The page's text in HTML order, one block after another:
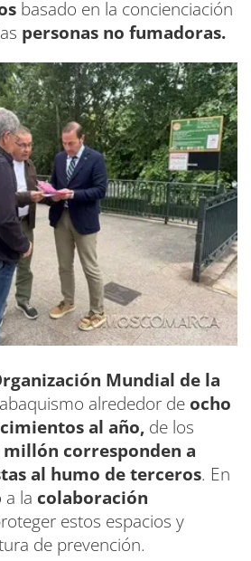
basado en la concienciación
personas no fumadoras.
Mundial de la
alrededor de ocho
al año, de los
millón corresponden a
al humo de terceros. En
a la colaboración
estos espacios y
de prevención.